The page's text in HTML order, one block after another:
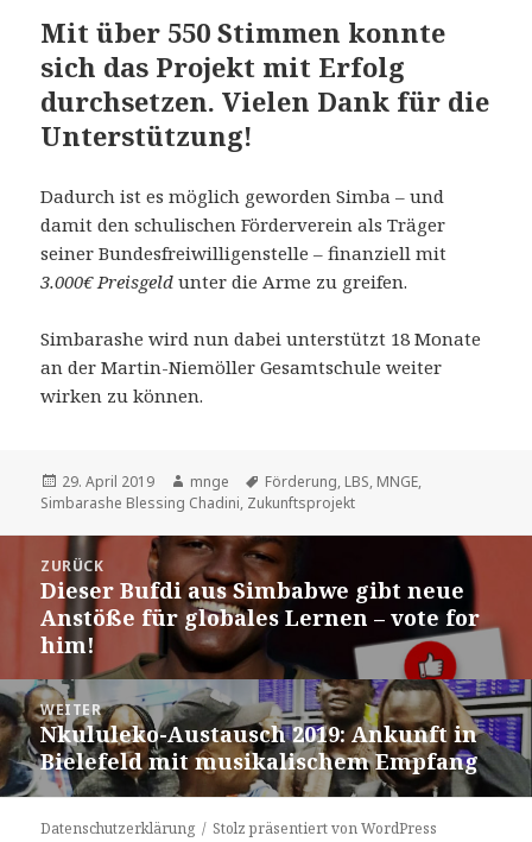
Mit über 550 Stimmen konnte
sich das Projekt mit Erfolg
durchsetzen.Vielen Dank für die
Unterstützung!
Dadurch ist es möglich geworden Simba – und
damit den schulischen Förderverein als Träger
seiner Bundesfreiwilligenstelle – finanziell mit
3.000€ Preisgeld unter die Arme zu greifen.
Simbarashe wird nun dabei unterstützt 18 Monate
an der Martin-Niemöller Gesamtschule weiter
wirken zu können.
Veröffentlicht
am
29. April 2019 Autor
mnge Schlagwörter
Förderung, LBS, MNGE,
Simbarashe Blessing Chadini, Zukunftsprojekt
Beitragsnavigation
ZURÜCK
Vorheriger
Beitrag:
Dieser Bufdi aus Simbabwe gibt neue
Anstöße für globales Lernen – vote for
him!
WEITER
Nächster
Beitrag:
Nkululeko-Austausch 2019: Ankunft in
Bielefeld mit musikalischem Empfang
Datenschutzerklärung Stolz präsentiert von WordPress